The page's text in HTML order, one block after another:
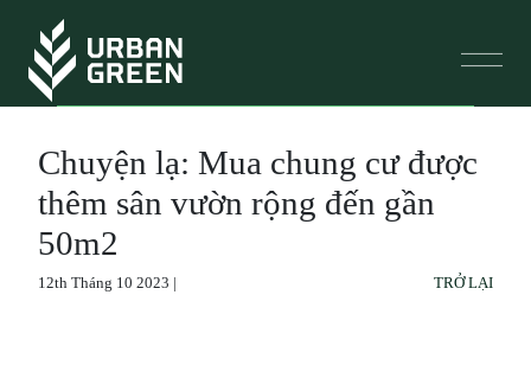
Chuyện lạ: Mua chung cư được
thêm sân vườn rộng đến gần
50m2
12th Tháng 10 2023 | TRỞ LẠI